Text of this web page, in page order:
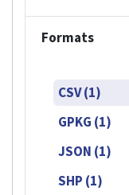
Formats
CSV (1)
GPKG (1)
JSON (1)
SHP (1)